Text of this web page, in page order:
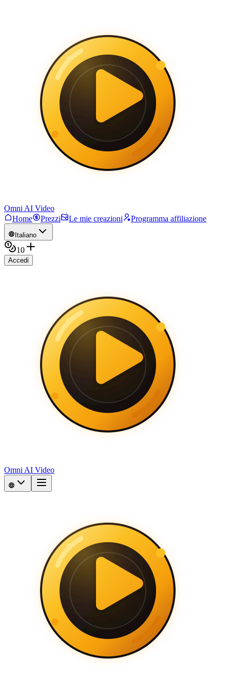
Omni AI Video
Home
Prezzi Le mie creazioni Programma affiliazione
Italiano
10
Accedi
Omni AI Video